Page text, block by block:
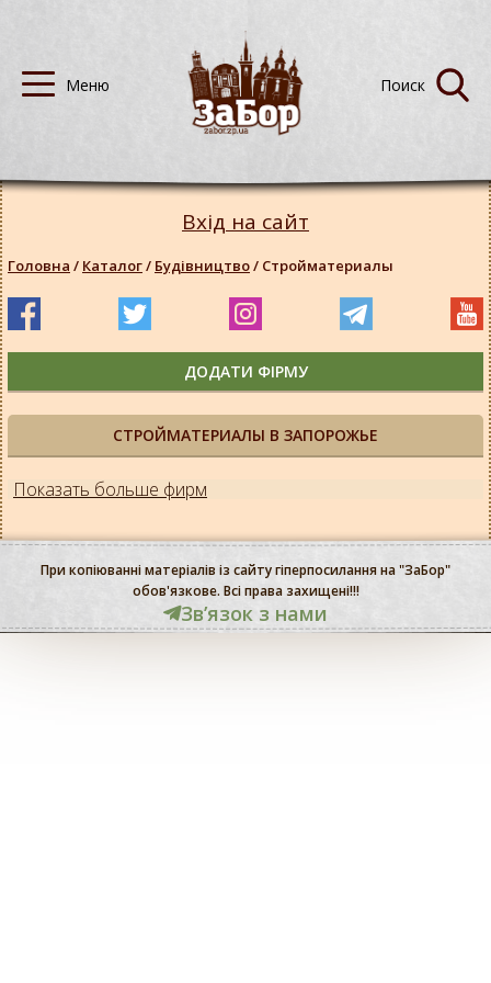
СТРОЙМАТЕРИАЛЫ В ЗАПОРОЖЬЕ
Показать больше фирм
Вхід на сайт
Головна / Каталог/ Будівництво/ Стройматериалы
ДОДАТИ ФІРМУ
При копіюванні матеріалів із сайту гіперпосилання на "ЗаБор"
обов'язкове. Всі права захищені!!!
Звʼязок з нами